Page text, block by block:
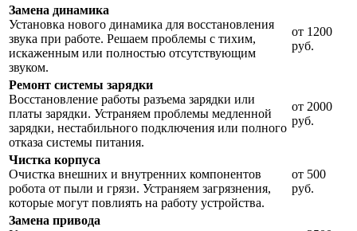
Замена динамика
Установка нового динамика для восстановления
звука при работе. Решаем проблемы с тихим,
искаженным или полностью отсутствующим
звуком.
от 1200
руб.
Ремонт системы зарядки
Восстановление работы разъема зарядки или
платы зарядки. Устраняем проблемы медленной
зарядки, нестабильного подключения или полного
отказа системы питания.
от 2000
руб.
Чистка корпуса
Очистка внешних и внутренних компонентов
робота от пыли и грязи. Устраняем загрязнения,
которые могут повлиять на работу устройства.
от 500
руб.
Замена привода